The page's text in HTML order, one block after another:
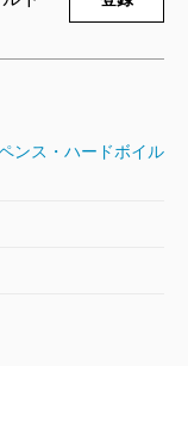
ンス・ハードボイル